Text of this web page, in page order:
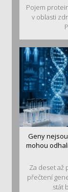
Pojem
v oblasti
Geny
mohou
Za deset až
přečtení
stát